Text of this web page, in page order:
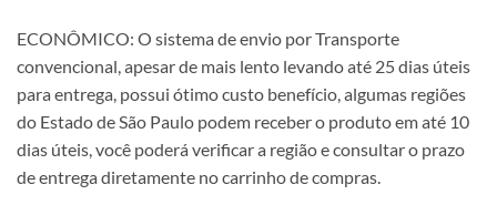
ECONÔMICO: O sistema de envio por Transporte
convencional, apesar de mais lento levando até 25 dias úteis
para entrega, possui ótimo custo benefício, algumas regiões
do Estado de São Paulo podem receber o produto em até 10
dias úteis, você poderá verificar a região e consultar o prazo
de entrega diretamente no carrinho de compras.